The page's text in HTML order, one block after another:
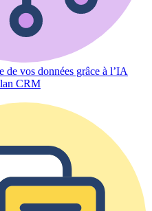
de vos données grâce à l’IA
CRM